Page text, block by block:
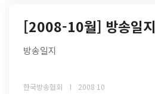
[2008-10월] 방송일지
방송일지
한국방송협회 2008 10